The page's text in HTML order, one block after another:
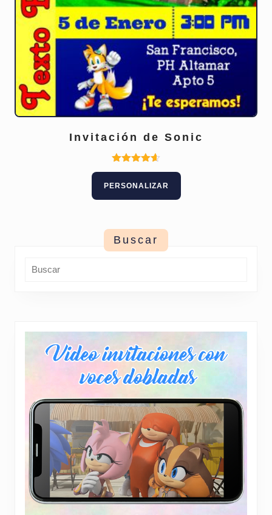
Invitación de Sonic
Valorado
4.60
de 5
PERSONALIZAR
Buscar